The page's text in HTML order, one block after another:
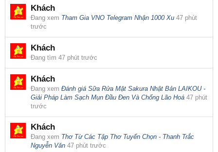
Khách
Đang xem Tham Gia VNO Telegram Nhận 1000 Xu 47 phút
trước
Khách
Đang tìm 47 phút trước
Khách
Đang xem Đánh giá Sữa Rửa Mặt Sakura Nhật Bản LAIKOU -
Giải Pháp Làm Sạch Mụn Đầu Đen Và Chống Lão Hoá 47 phút
trước
Khách
Đang xem Thơ Từ Các Tập Thơ Tuyển Chọn - Thanh Trắc
Nguyễn Văn 47 phút trước